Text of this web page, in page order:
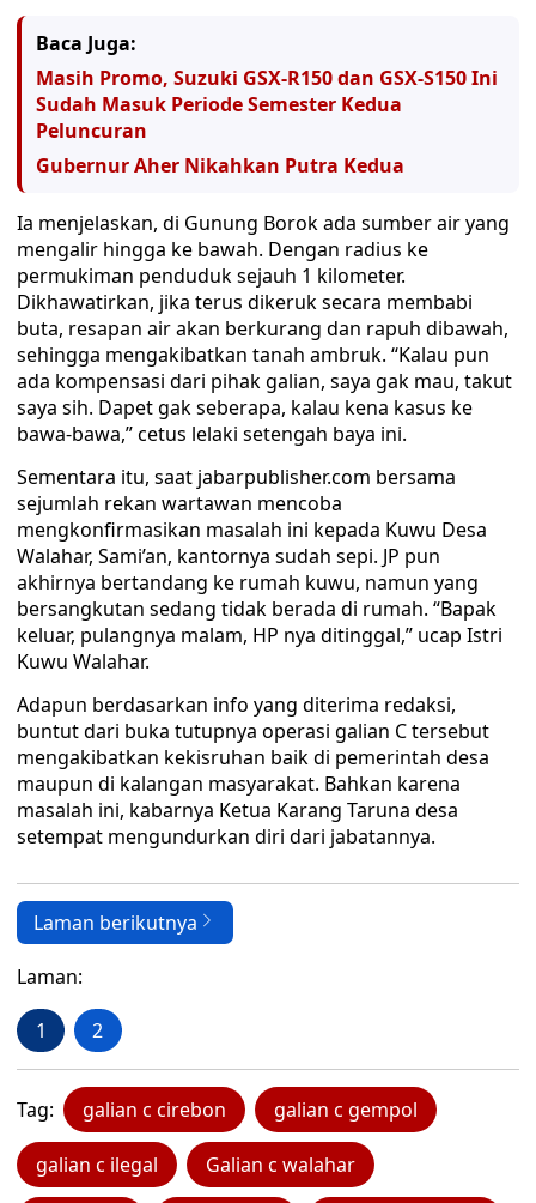
Baca Juga:
Masih Promo, Suzuki GSX-R150 dan GSX-S150 Ini
Sudah Masuk Periode Semester Kedua
Peluncuran
Gubernur Aher Nikahkan Putra Kedua
Ia menjelaskan, di Gunung Borok ada sumber air yang
mengalir hingga ke bawah. Dengan radius ke
permukiman penduduk sejauh 1 kilometer.
Dikhawatirkan, jika terus dikeruk secara membabi
buta, resapan air akan berkurang dan rapuh dibawah,
sehingga mengakibatkan tanah ambruk. “Kalau pun
ada kompensasi dari pihak galian, saya gak mau, takut
saya sih. Dapet gak seberapa, kalau kena kasus ke
bawa-bawa,” cetus lelaki setengah baya ini.
Sementara itu, saat jabarpublisher.com bersama
sejumlah rekan wartawan mencoba
mengkonfirmasikan masalah ini kepada Kuwu Desa
Walahar, Sami’an, kantornya sudah sepi. JP pun
akhirnya bertandang ke rumah kuwu, namun yang
bersangkutan sedang tidak berada di rumah. “Bapak
keluar, pulangnya malam, HP nya ditinggal,” ucap Istri
Kuwu Walahar.
Adapun berdasarkan info yang diterima redaksi,
buntut dari buka tutupnya operasi galian C tersebut
mengakibatkan kekisruhan baik di pemerintah desa
maupun di kalangan masyarakat. Bahkan karena
masalah ini, kabarnya Ketua Karang Taruna desa
setempat mengundurkan diri dari jabatannya.
Laman berikutnya
Laman:
1 2
Tag: galian c cirebon galian c gempol
galian c ilegal Galian c walahar